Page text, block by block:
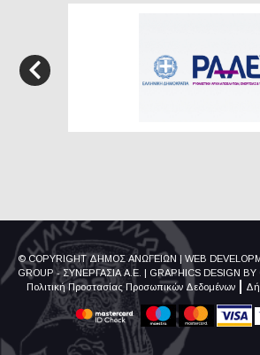
© COPYRIGHT ΔΗΜΟΣ ΑΝΩΓΕΙΩΝ | WEB
GROUP - ΣΥΝΕΡΓΑΣΙΑ Α.Ε. | GRAPHICS DESIGN BY
Πολιτική Προστασίας Προσωπικών Δεδομένων